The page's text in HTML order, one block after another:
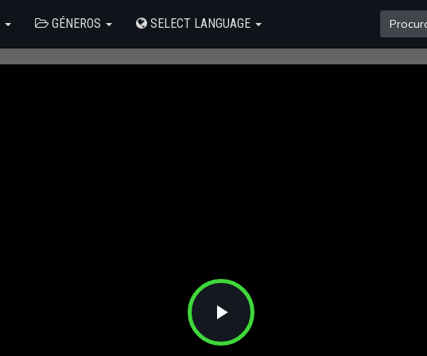
GÉNEROS SELECT LANGUAGE
Play